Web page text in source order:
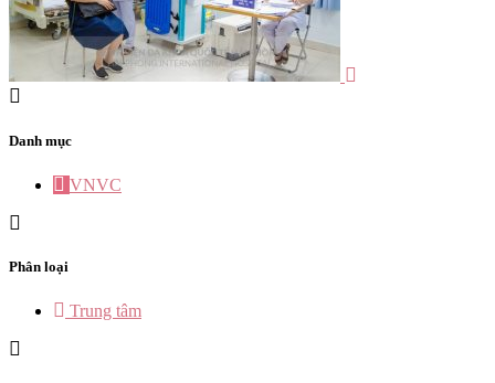
Danh mục
VNVC
Phân loại
Trung tâm